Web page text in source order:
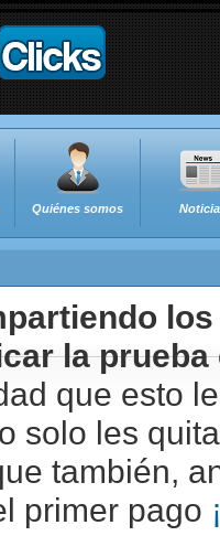
Quiénes somos
la
que esto
solo les
también,
primer pago